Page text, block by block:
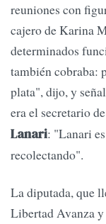
reuniones con
cajero de Karina
determinados
también cobraba:
plata", dijo, y
era el secretario
Lanari: "Lanari
recolectando".
La diputada, que
Libertad Avanza y